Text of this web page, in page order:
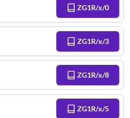
ZG1R/x/0
ZG1R/x/3
ZG1R/x/8
ZG1R/x/5